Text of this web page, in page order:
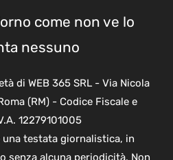
come non ve lo
nessuno
di WEB 365 SRL - Via Nicola
(RM) - Codice Fiscale e
12279101005
una testata giornalistica, in
senza alcuna periodicità. Non